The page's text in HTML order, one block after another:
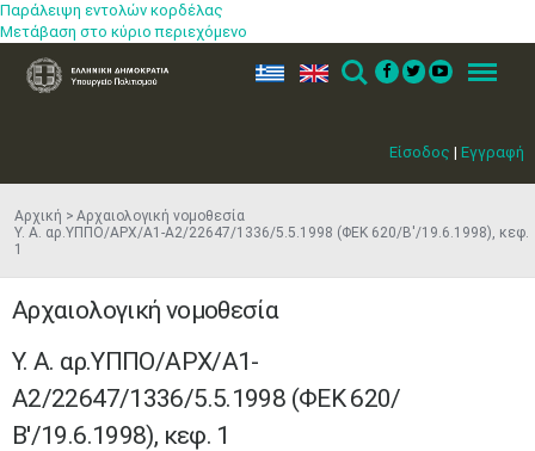
Παράλειψη εντολών κορδέλας
Μετάβαση στο κύριο περιεχόμενο
Είσοδος | Εγγραφή
ελ en Search Menu
Αρχική
Αρχαιολογική νομοθεσία
Υ. Α. αρ.ΥΠΠΟ/ΑΡΧ/Α1-Α2/22647/1336/5.5.1998 (ΦΕΚ 620/Β'/19.6.1998), κεφ.
1
Αρχαιολογική νομοθεσία
Υ. Α. αρ.ΥΠΠΟ/ΑΡΧ/Α1-
Α2/22647/1336/5.5.1998 (ΦΕΚ 620/
Β'/19.6.1998), κεφ. 1